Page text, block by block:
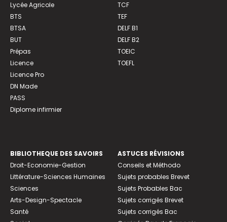
Lycée Agricole
BTS
BTSA
BUT
Prépas
Licence
Licence Pro
DN Made
PASS
Diplome infirmier
TCF
TEF
DELF B1
DELF B2
TOEIC
TOEFL
BIBLIOTHEQUE DES SAVOIRS
Droit-Economie-Gestion
Littérature-Sciences Humaines
Sciences
Arts-Design-Spectacle
Santé
ASTUCES RÉVISIONS
Conseils et Méthodo
Sujets probables Brevet
Sujets Probables Bac
Sujets corrigés Brevet
Sujets corrigés Bac